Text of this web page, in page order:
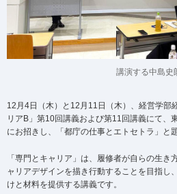
講演する中島史
12月4日（木）と12月11日（木）、経営学部
リアB」第10回講義および第11回講義にて、
にお招きし、「都庁の仕事とエトセトラ」と
「専門とキャリア」は、履修者が自らの生き
ャリアデザインを描き行動することを目指し
けと材料を提供する講義です。